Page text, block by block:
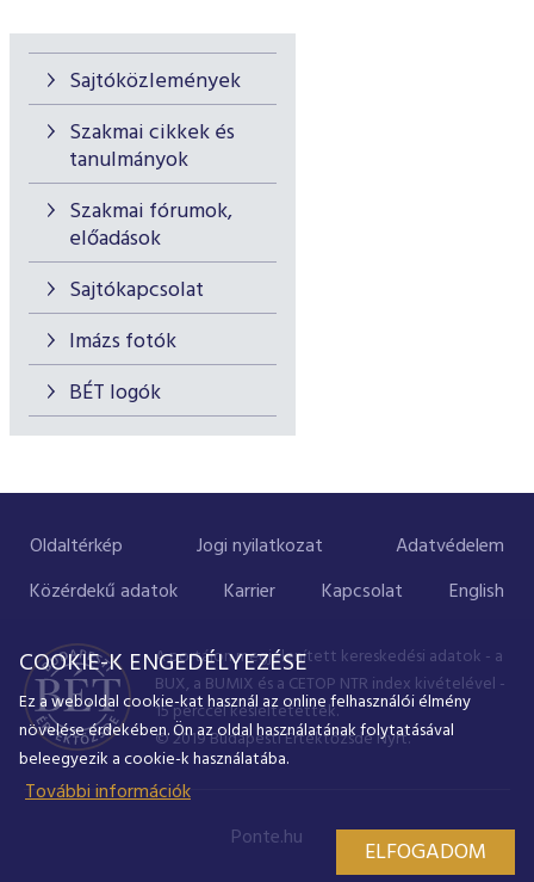
Sajtóközlemények
Szakmai cikkek és
tanulmányok
Szakmai fórumok,
előadások
Sajtókapcsolat
Imázs fotók
BÉT logók
Oldaltérkép Jogi nyilatkozat
Adatvédelem
Közérdekű adatok
Karrier Kapcsolat English
A portálon megjelenített kereskedési adatok - a
BUX, a BUMIX és a CETOP NTR index kivételével -
15 perccel késleltetettek.
© 2019 Budapesti Értéktőzsde Nyrt.
Ponte.hu
COOKIE-K ENGEDÉLYEZÉSE
Ez a weboldal cookie-kat használ az online felhasználói élmény
növelése érdekében. Ön az oldal használatának folytatásával
beleegyezik a cookie-k használatába.
További információk
ELFOGADOM